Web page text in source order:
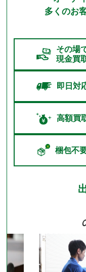
多くのお
その場
現金買
即日対
高額買
梱包不